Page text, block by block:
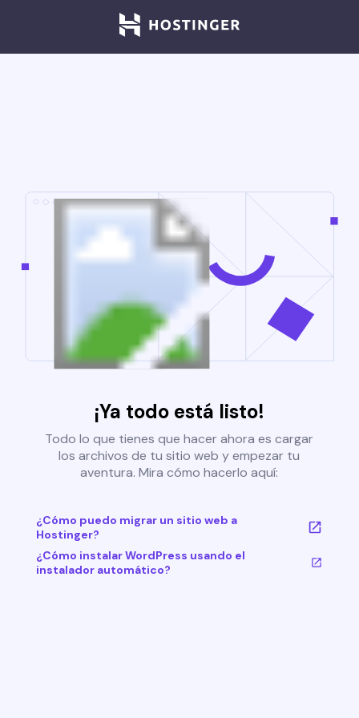
¡Ya todo está listo!
Todo lo que tienes que hacer ahora es cargar
los archivos de tu sitio web y empezar tu
aventura. Mira cómo hacerlo aquí:
¿Cómo puedo migrar un sitio web a
Hostinger?
¿Cómo instalar WordPress usando el
instalador automático?